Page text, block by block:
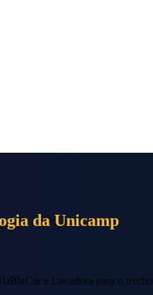
da Unicamp
e Locadora para o trecho